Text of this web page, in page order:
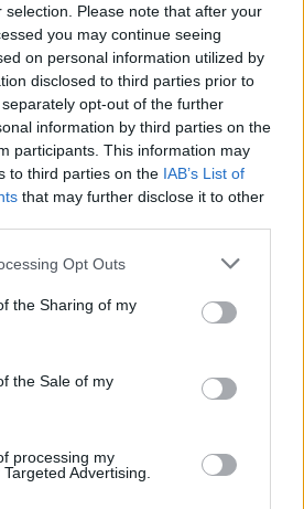
Please note that after your
you may continue seeing
on personal information utilized by
disclosed to third parties prior to
opt-out of the further
information by third parties on the
participants. This information may
to third parties on the IAB’s List of
that may further disclose it to other
Opt Outs
the Sharing of my
the Sale of my
processing my
Advertising.
Εννέα συναυλίες, δεκάδες
νέος πολιτιστικός χάρτης
με καθαρό πόσιμο νερό σε